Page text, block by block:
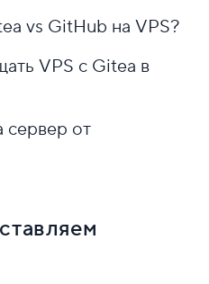
vs GitHub на VPS?
VPS с Gitea в
сервер от